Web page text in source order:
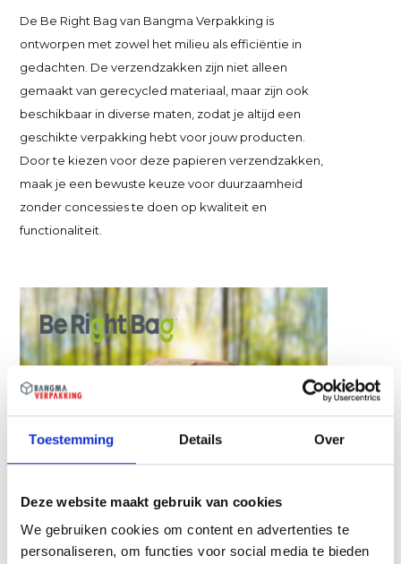
Toestemming Details Over
Deze website maakt gebruik van cookies
We gebruiken cookies om content en advertenties te
personaliseren, om functies voor social media te bieden
De Be Right Bag van Bangma Verpakking is
ontworpen met zowel het milieu als efficiëntie in
gedachten. De verzendzakken zijn niet alleen
gemaakt van gerecycled materiaal, maar zijn ook
beschikbaar in diverse maten, zodat je altijd een
geschikte verpakking hebt voor jouw producten.
Door te kiezen voor deze papieren verzendzakken,
maak je een bewuste keuze voor duurzaamheid
zonder concessies te doen op kwaliteit en
functionaliteit.